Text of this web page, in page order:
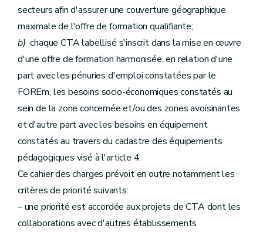
secteurs afin d'assurer une couverture géographique
maximale de l'offre de formation qualifiante;
b) chaque CTA labellisé s'inscrit dans la mise en œuvre
d'une offre de formation harmonisée, en relation d'une
part avec les pénuries d'emploi constatées par le
FOREm, les besoins socio-économiques constatés au
sein de la zone concernée et/ou des zones avoisinantes
et d'autre part avec les besoins en équipement
constatés au travers du cadastre des équipements
pédagogiques visé à l'article 4.
Ce cahier des charges prévoit en outre notamment les
critères de priorité suivants:
– une priorité est accordée aux projets de CTA dont les
collaborations avec d'autres établissements